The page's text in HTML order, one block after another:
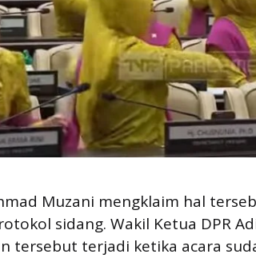
Muzani mengklaim hal
sidang. Wakil Ketua DPR
tersebut terjadi ketika acara